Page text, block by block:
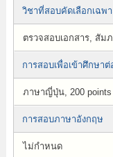
วิชาที่สอบคัดเลือกเฉพ
ตรวจสอบเอกสาร, สัม
การสอบเพื่อเข้าศึกษา
ภาษาญี่ปุ่น, 200 points
การสอบภาษาอังกฤษ
ไม่กำหนด